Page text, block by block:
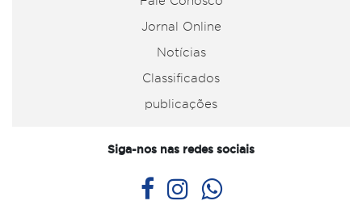
Jornal Online
Notícias
Classificados
publicações
Siga-nos nas redes sociais